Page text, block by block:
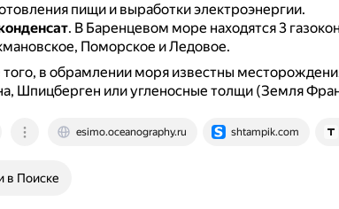
пищи и выработки электроэнергии.
. В Баренцевом море находятся 3
Поморское и Ледовое.
в обрамлении моря известны
Шпицберген или угленосные толщи (Земля
esimo.oceanography.ru shtampik.com
в Поиске